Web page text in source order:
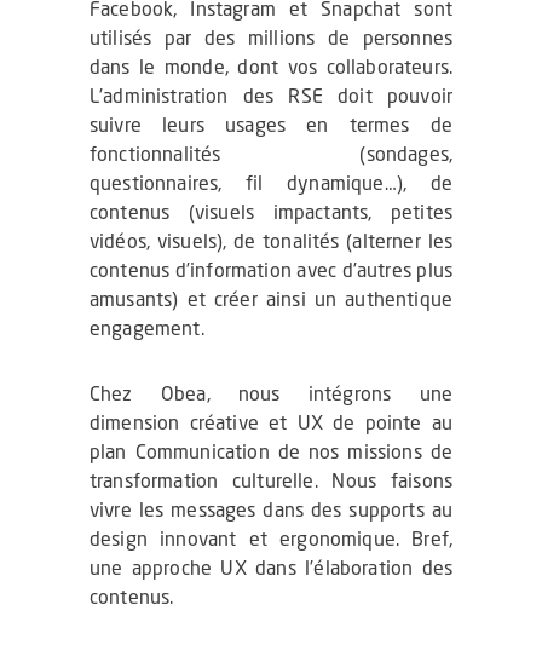
Facebook, Instagram et Snapchat sont
utilisés par des millions de personnes
dans le monde, dont vos collaborateurs.
L’administration des RSE doit pouvoir
suivre leurs usages en termes de
fonctionnalités (sondages,
questionnaires, fil dynamique…), de
contenus (visuels impactants, petites
vidéos, visuels), de tonalités (alterner les
contenus d’information avec d’autres plus
amusants) et créer ainsi un authentique
engagement.
Chez Obea, nous intégrons une
dimension créative et UX de pointe au
plan Communication de nos missions de
transformation culturelle. Nous faisons
vivre les messages dans des supports au
design innovant et ergonomique. Bref,
une approche UX dans l’élaboration des
contenus.